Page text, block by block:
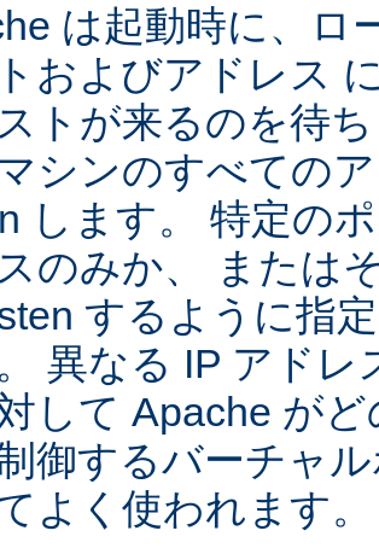
は起動時に、ロ
およびアドレス
トが来るのを待
シンのすべての
します。 特定の
のみか、 または
するように指
異なる IP アド
して Apache が
御するバーチャ
よく使われます。